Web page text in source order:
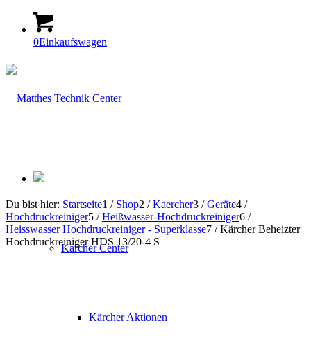
0Einkaufswagen
Kärcher Center
Kärcher Aktionen
Du bist hier: Startseite1 / Shop2 / Kaercher3 / Geräte4 /
Hochdruckreiniger5 / Heißwasser-Hochdruckreiniger6 /
Heisswasser Hochdruckreiniger - Superklasse7 / Kärcher Beheizter
Hochdruckreiniger HDS 13/20-4 S